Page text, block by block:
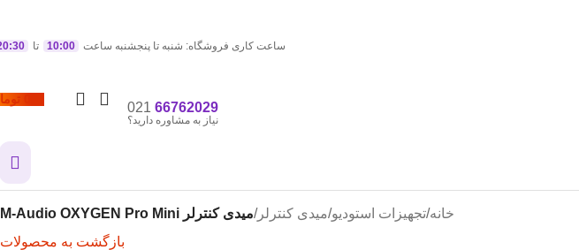
ساعت کاری فروشگاه: شنبه تا پنجشنبه ساعت 10:00 تا
021 66762029
نیاز به مشاوره دارید؟
خانه/تجهیزات استودیو/میدی کنترلر/میدی کنترلر M-Audio OXYGEN Pro Mini
بازگشت به محصولات